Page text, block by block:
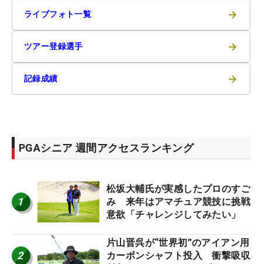
ライブフォト一覧 →
ツアー登録選手 →
記録成績 →
PGAシニア 週間アクセスランキング
1
松坂大輔氏が実感したプロのすご
み 来年はアマチュア競技に挑戦
意欲「チャレンジしてみたい」
2
片山晋呉が“世界初”のアイアン用
カーボンシャフト投入 衝撃吸収